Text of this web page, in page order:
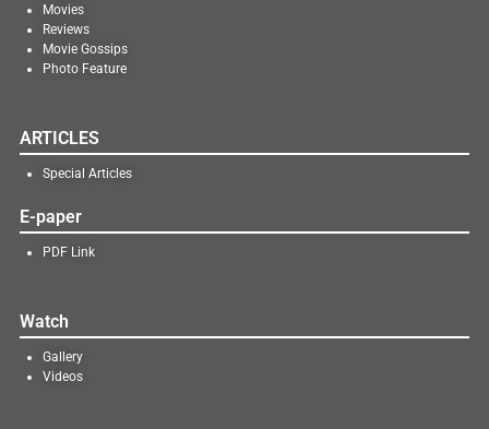
Movies
Reviews
Movie Gossips
Photo Feature
ARTICLES
Special Articles
E-paper
PDF Link
Watch
Gallery
Videos